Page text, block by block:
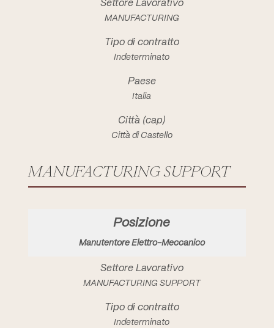
MANUFACTURING
Indeterminato
Italia
Città di Castello
MANUFACTURING SUPPORT
Manutentore Elettro-Meccanico
MANUFACTURING SUPPORT
Indeterminato